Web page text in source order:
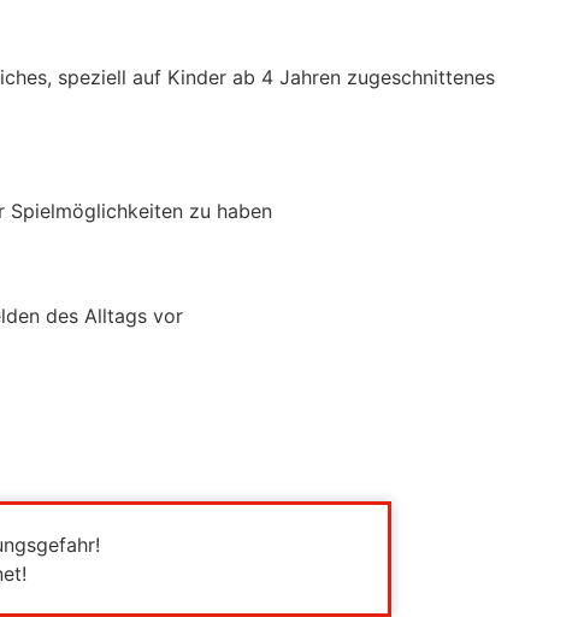
speziell auf Kinder ab 4 Jahren zugeschnittenes
Spielmöglichkeiten zu haben
des Alltags vor